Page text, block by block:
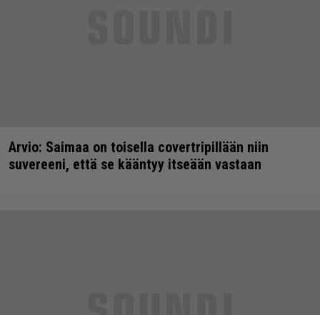
Arvio: Saimaa on toisella covertripillään niin
suvereeni, että se kääntyy itseään vastaan